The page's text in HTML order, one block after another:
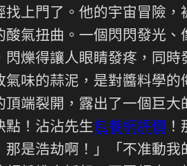
上門了。他的宇宙冒險
氣扭曲。一個閃閃發光
爍得讓人眼睛發疼，同
味的蒜泥，是對醬料學
端裂開，露出了一個巨
點！沾沾先生包養網評價
是浩劫啊！」「不准動